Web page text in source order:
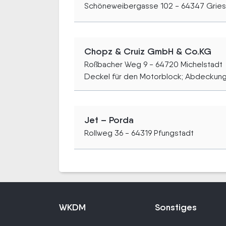
Schöneweibergasse 102 - 64347
Chopz & Cruiz GmbH & Co.KG
Roßbacher Weg 9 - 64720 Michelstadt
Deckel für den Motorblock;
Jet – Porda
Rollweg 36 - 64319 Pfungstadt
WKDM Sonstiges